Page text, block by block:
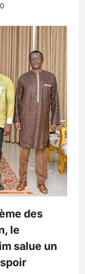
0
des
le
salue un